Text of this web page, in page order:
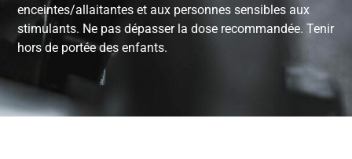
enceintes/allaitantes et aux personnes sensibles aux
stimulants. Ne pas dépasser la dose recommandée. Tenir
hors de portée des enfants.